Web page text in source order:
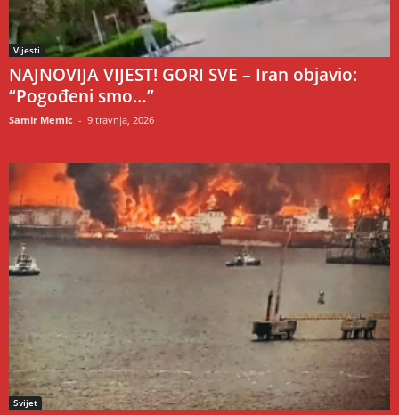
Vijesti
NAJNOVIJA VIJEST! GORI SVE – Iran objavio:
“Pogođeni smo…”
Samir Memic - 9 travnja, 2026
Svijet